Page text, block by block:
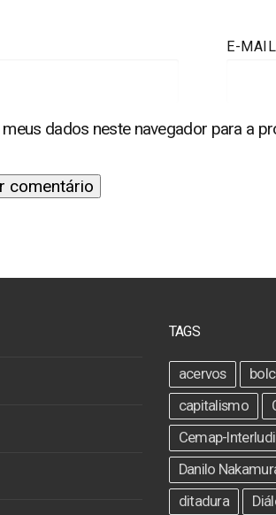
E-MAIL
meus dados neste navegador para a
TAGS
acervos
capitalismo
Cemap-
Danilo
ditadura